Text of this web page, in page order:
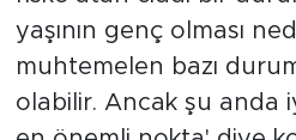
yaşının genç olması
muhtemelen bazı
olabilir. Ancak şu anda